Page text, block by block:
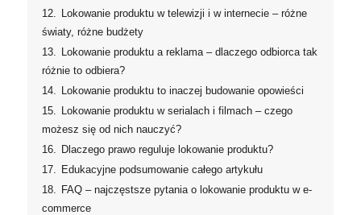
12.
Lokowanie produktu w telewizji i w internecie – różne
światy, różne budżety
13.
Lokowanie produktu a reklama – dlaczego odbiorca tak
różnie to odbiera?
14.
Lokowanie produktu to inaczej budowanie opowieści
15.
Lokowanie produktu w serialach i filmach – czego
możesz się od nich nauczyć?
16.
Dlaczego prawo reguluje lokowanie produktu?
17.
Edukacyjne podsumowanie całego artykułu
18.
FAQ – najczęstsze pytania o lokowanie produktu w e-
commerce